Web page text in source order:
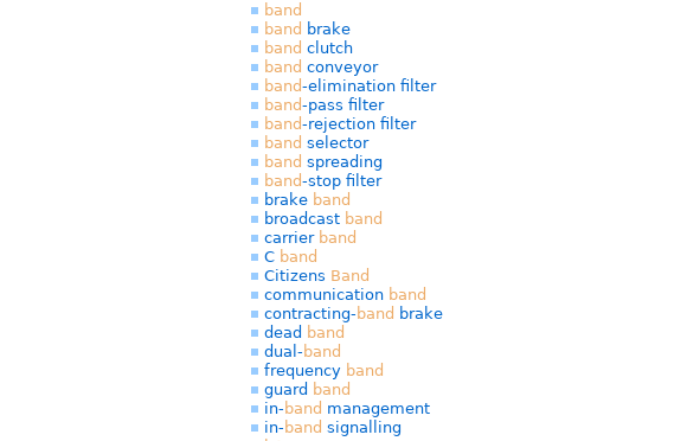
band
band brake
band clutch
band conveyor
band-elimination filter
band-pass filter
band-rejection filter
band selector
band spreading
band-stop filter
brake band
broadcast band
carrier band
C band
Citizens Band
communication band
contracting- band brake
dead band
dual- band
frequency band
guard band
in- band management
in- band signalling